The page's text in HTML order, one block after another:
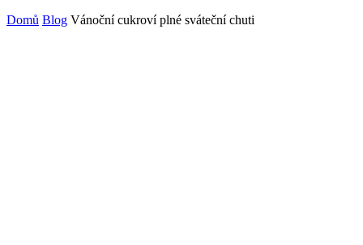
Domů Blog Vánoční cukroví plné sváteční chuti